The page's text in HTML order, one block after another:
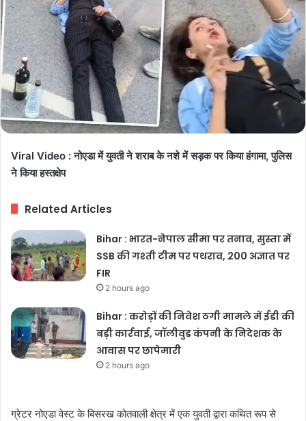
Viral Video : नोएडा में युवती ने शराब के नशे में सड़क पर किया हंगामा, पुलिस
ने किया हस्तक्षेप
Related Articles
Bihar : भारत-नेपाल सीमा पर तनाव, सुस्ता में
SSB की गश्ती टीम पर पथराव, 200 अज्ञात पर
FIR
2 hours ago
Bihar : करोड़ों की निवेश ठगी मामले में ईडी की
बड़ी कार्रवाई, जॉलीवुड कंपनी के निदेशक के
आवास पर छापेमारी
2 hours ago
ग्रेटर नोएडा वेस्ट के बिसरख कोतवाली क्षेत्र में एक युवती द्वारा कथित रूप से